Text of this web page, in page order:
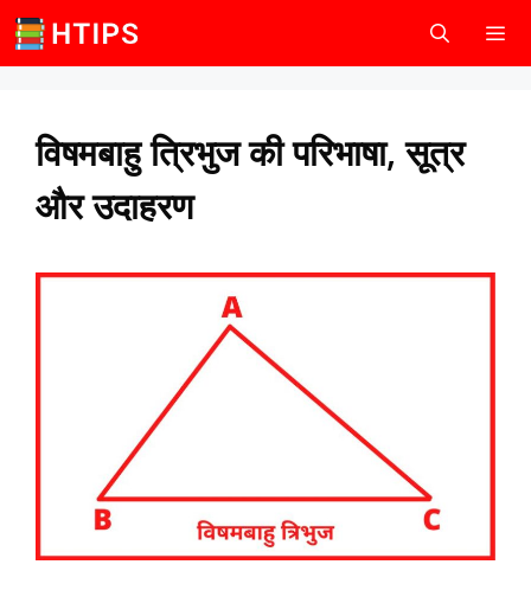
Skip
to
विषमबाहु त्रिभुज की परिभाषा, सूत्र
और उदाहरण